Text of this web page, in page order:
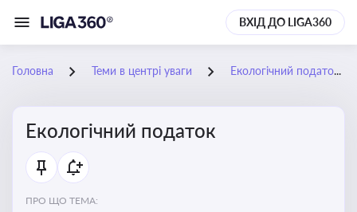
ВХІД ДО LIGA360
Головна Теми в центрі уваги Екологічний податок
Екологічний податок
ПРО ЩО ТЕМА: